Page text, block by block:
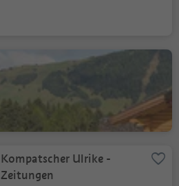
Käserei Gostner Schwaige
Kompatscher Ulrike -
Zeitungen